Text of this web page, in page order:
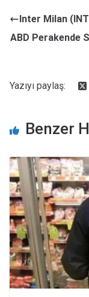
Inter Milan
ABD Perakende
Yazıyı paylaş:
Benzer